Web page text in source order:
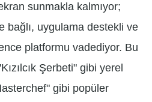
sunmakla kalmıyor;
bağlı, uygulama destekli ve
platformu vadediyor. Bu
Şerbeti" gibi yerel
gibi popüler